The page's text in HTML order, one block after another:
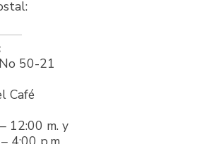
50-21
Café
12:00 m. y